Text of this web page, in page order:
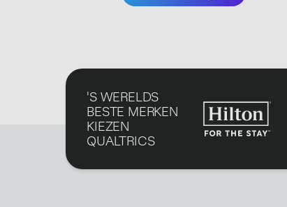
'S WERELDS
BESTE MERKEN
KIEZEN
QUALTRICS